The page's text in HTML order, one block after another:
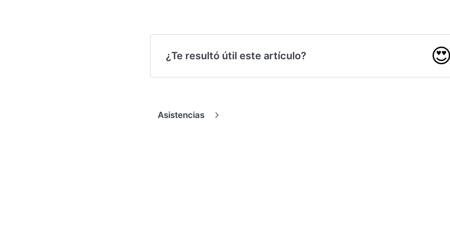
¿Te resultó útil este artículo?
Asistencias